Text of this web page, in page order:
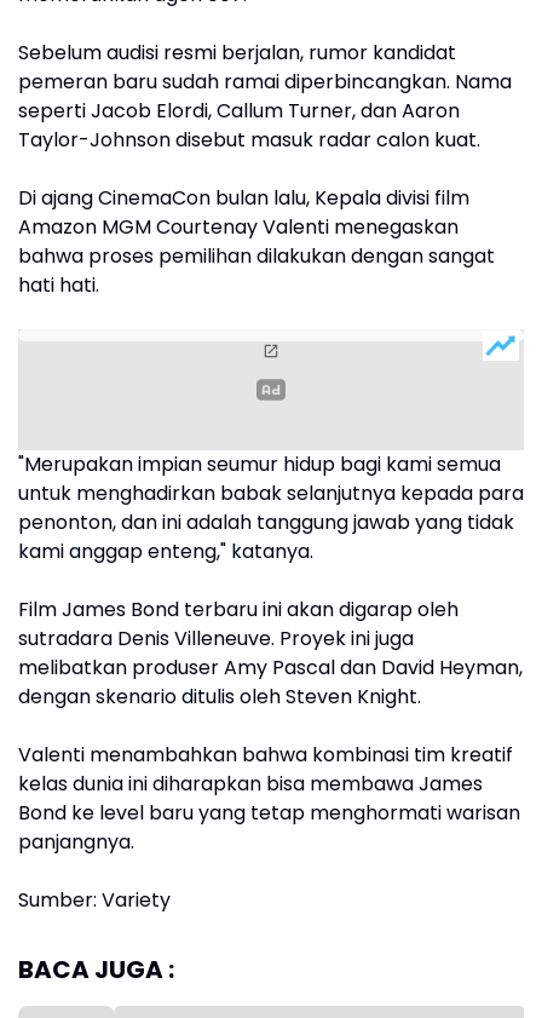
Sebelum audisi resmi berjalan, rumor kandidat
pemeran baru sudah ramai diperbincangkan. Nama
seperti Jacob Elordi, Callum Turner, dan Aaron
Taylor-Johnson disebut masuk radar calon kuat.
Di ajang CinemaCon bulan lalu, Kepala divisi film
Amazon MGM Courtenay Valenti menegaskan
bahwa proses pemilihan dilakukan dengan sangat
hati hati.
"Merupakan impian seumur hidup bagi kami semua
untuk menghadirkan babak selanjutnya kepada para
penonton, dan ini adalah tanggung jawab yang tidak
kami anggap enteng," katanya.
Film James Bond terbaru ini akan digarap oleh
sutradara Denis Villeneuve. Proyek ini juga
melibatkan produser Amy Pascal dan David Heyman,
dengan skenario ditulis oleh Steven Knight.
Valenti menambahkan bahwa kombinasi tim kreatif
kelas dunia ini diharapkan bisa membawa James
Bond ke level baru yang tetap menghormati warisan
panjangnya.
Sumber: Variety
BACA JUGA :